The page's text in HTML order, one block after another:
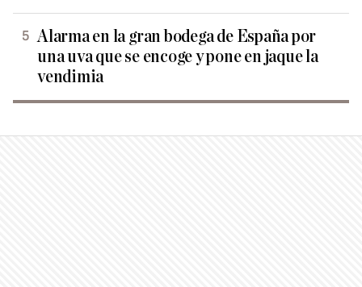
Alarma en la gran bodega de España por
una uva que se encoge y pone en jaque la
vendimia